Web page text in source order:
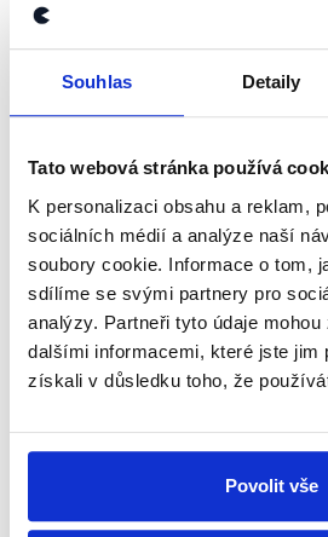
Souhlas Detaily
Tato webová stránka používá
K personalizaci obsahu a reklam,
sociálních médií a analýze naší
soubory cookie. Informace o tom,
sdílíme se svými partnery pro
analýzy. Partneři tyto údaje mohou
dalšími informacemi, které jste jim
získali v důsledku toho, že
Povolit vše
kanálu, kde pravidelně
shrnutí nejzajímavějších
nepravdy se zrovna v
Newsletter
Sociální sítě
Nenechte si ujít